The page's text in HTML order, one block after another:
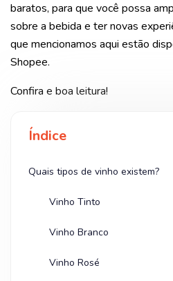
baratos, para que você possa
sobre a bebida e ter novas
que mencionamos aqui estão
Shopee.
Confira e boa leitura!
Índice
Quais tipos de vinho existem?
Vinho Tinto
Vinho Branco
Vinho Rosé